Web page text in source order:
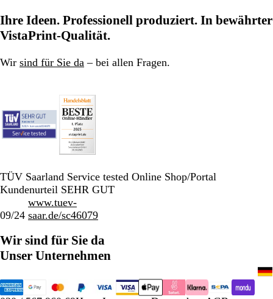
Ihre Ideen. Professionell produziert. In bewährter
VistaPrint-Qualität.
Wir sind für Sie da – bei allen Fragen.
TÜV Saarland Service tested Online Shop/Portal
Kundenurteil SEHR GUT
09/24
www.tuev-
saar.de/sc46079
Wir sind für Sie da
Unser Unternehmen